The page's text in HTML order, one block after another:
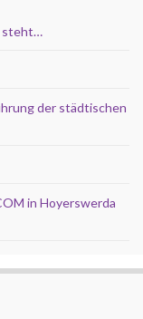
steht…
der städtischen
in Hoyerswerda